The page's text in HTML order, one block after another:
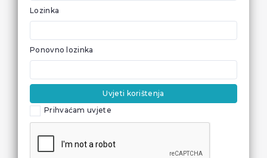
Lozinka
Ponovno lozinka
Uvjeti korištenja
Prihvaćam uvjete